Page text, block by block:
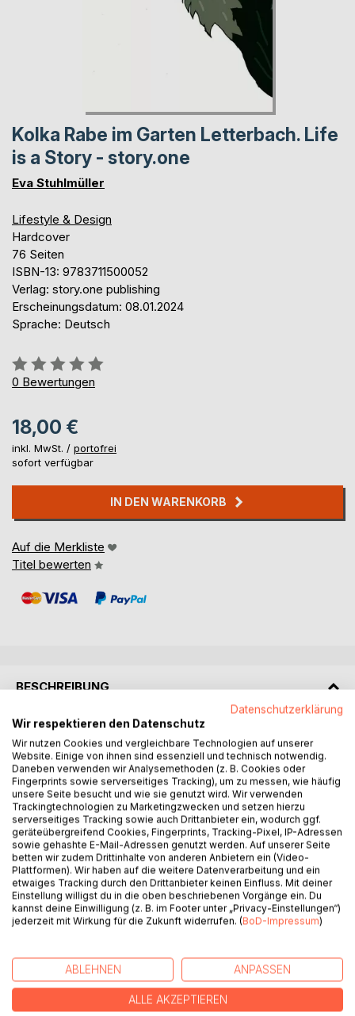
Kolka Rabe im Garten Letterbach. Life
is a Story - story.one
Eva Stuhlmüller
Lifestyle & Design
Hardcover
76 Seiten
ISBN-13: 9783711500052
Verlag: story.one publishing
Erscheinungsdatum: 08.01.2024
Sprache: Deutsch
Bewertung::
0%
0 Bewertungen
18,00 €
inkl. MwSt. / portofrei
sofort verfügbar
IN DEN WARENKORB
Auf die Merkliste
Titel bewerten
BESCHREIBUNG
Ein lustiges Drama in Reimform erwartet den Leser und die
Leserin, welche sich im Garten Eden, alias Letterbach,
wiederfinden.
Dort geben nicht nur die schrulligen Ortsansässigen und
dort arbeitenden Gestalten ihre schrägen Reden ab,
sondern auch Pflanzen und Tiere.
Vor allem Kolka Rabe mit ihrer Frechheit sticht dabei
heraus, ist aber klug genug, um abzuwarten, bis sich die
Geschehnisse im Garten von selbst überschlagen.
AUTOR/IN
Datenschutzerklärung
Wir respektieren den Datenschutz
Wir nutzen Cookies und vergleichbare Technologien auf unserer
Website. Einige von ihnen sind essenziell und technisch notwendig.
Daneben verwenden wir Analysemethoden (z. B. Cookies oder
Fingerprints sowie serverseitiges Tracking), um zu messen, wie häufig
unsere Seite besucht und wie sie genutzt wird. Wir verwenden
Trackingtechnologien zu Marketingzwecken und setzen hierzu
serverseitiges Tracking sowie auch Drittanbieter ein, wodurch ggf.
geräteübergreifend Cookies, Fingerprints, Tracking-Pixel, IP-Adressen
sowie gehashte E-Mail-Adressen genutzt werden. Auf unserer Seite
betten wir zudem Drittinhalte von anderen Anbietern ein (Video-
Plattformen). Wir haben auf die weitere Datenverarbeitung und ein
etwaiges Tracking durch den Drittanbieter keinen Einfluss. Mit deiner
Einstellung willigst du in die oben beschriebenen Vorgänge ein. Du
kannst deine Einwilligung (z. B. im Footer unter „Privacy-Einstellungen“)
jederzeit mit Wirkung für die Zukunft widerrufen. (BoD-Impressum)
ABLEHNEN ANPASSEN
ALLE AKZEPTIEREN